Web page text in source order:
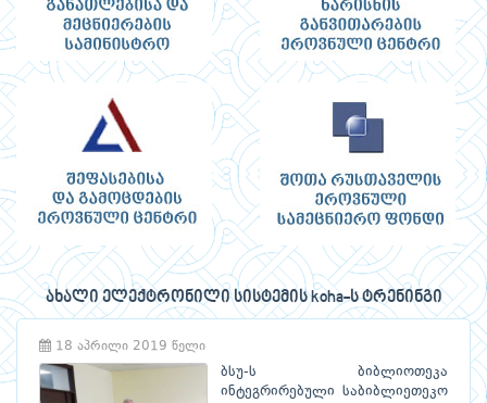
ახალი ელექტრონილი სისტემის koha-ს ტრენინგი
18 აპრილი 2019 წელი
ბსუ-ს ბიბლიოთეკა
ინტეგრირებული საბიბლიეთეკო